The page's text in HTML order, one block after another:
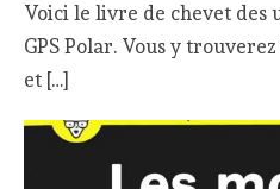
Voici le livre de chevet des
GPS Polar. Vous y
et […]